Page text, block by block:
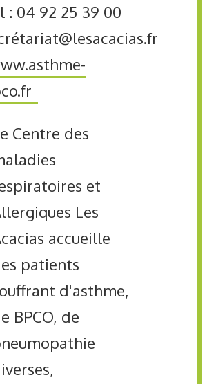
: 04 92 25 39 00
Centre des
et
Les
accueille
patients
d'asthme,
BPCO, de